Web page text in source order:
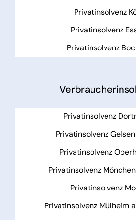
Privatinsolvenz
Privatinsolvenz
Privatinsolvenz
Privatinsolvenz
Privatinsolvenz
Privatinsolvenz
Privatinsolvenz
Privatinsolvenz
Privatinsolvenz Mülheim